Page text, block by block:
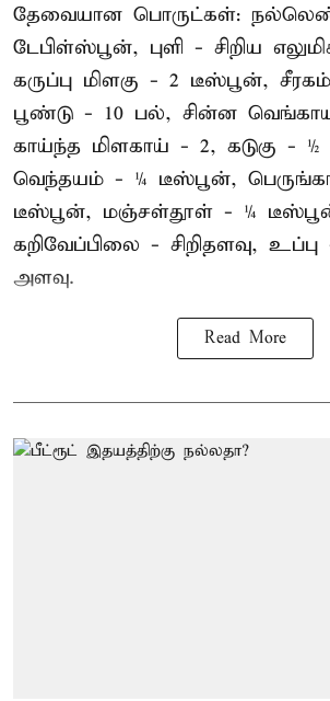
தேவையான பொருட்கள்:
டேபிள்ஸ்பூன், புளி - சிறிய
கருப்பு மிளகு - 2 டீஸ்பூன்,
பூண்டு - 10 பல், சின்ன
காய்ந்த மிளகாய் - 2, கடுகு -
வெந்தயம் - ¼ டீஸ்பூன்,
டீஸ்பூன், மஞ்சள்தூள் - ¼
கறிவேப்பிலை - சிறிதளவு,
அளவு.
Read More